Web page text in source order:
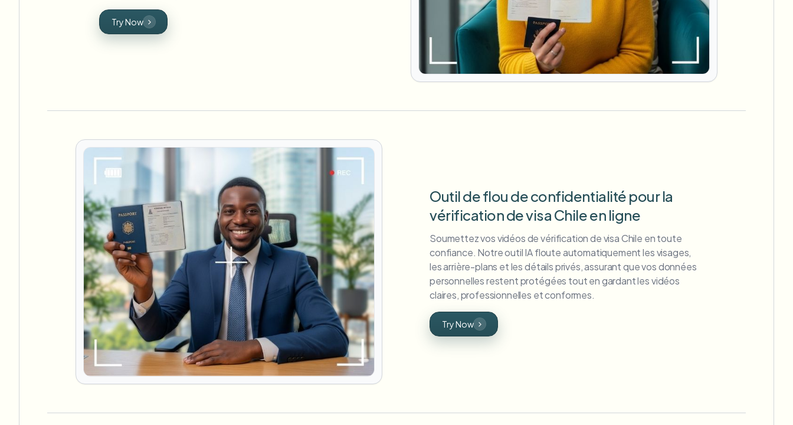
Try Now
Outil de flou de confidentialité pour la
vérification de visa Chile en ligne
Soumettez vos vidéos de vérification de visa Chile en toute
confiance. Notre outil IA floute automatiquement les visages,
les arrière-plans et les détails privés, assurant que vos données
personnelles restent protégées tout en gardant les vidéos
claires, professionnelles et conformes.
Try Now